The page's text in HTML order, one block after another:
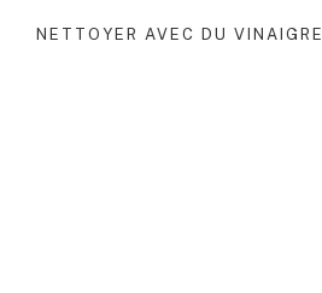
NETTOYER AVEC DU VINAIGRE